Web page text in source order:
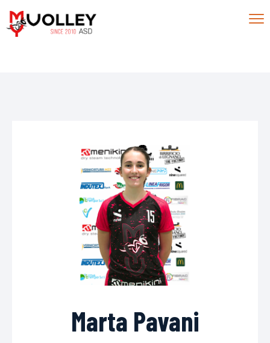
Marta Pavani